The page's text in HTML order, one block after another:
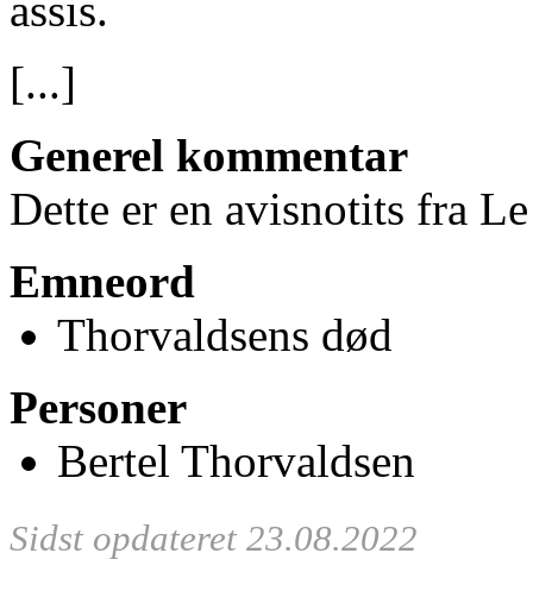
[...]
Generel kommentar
Dette er en avisnotits fra
Emneord
Thorvaldsens død
Personer
Bertel Thorvaldsen
Sidst opdateret 23.08.2022